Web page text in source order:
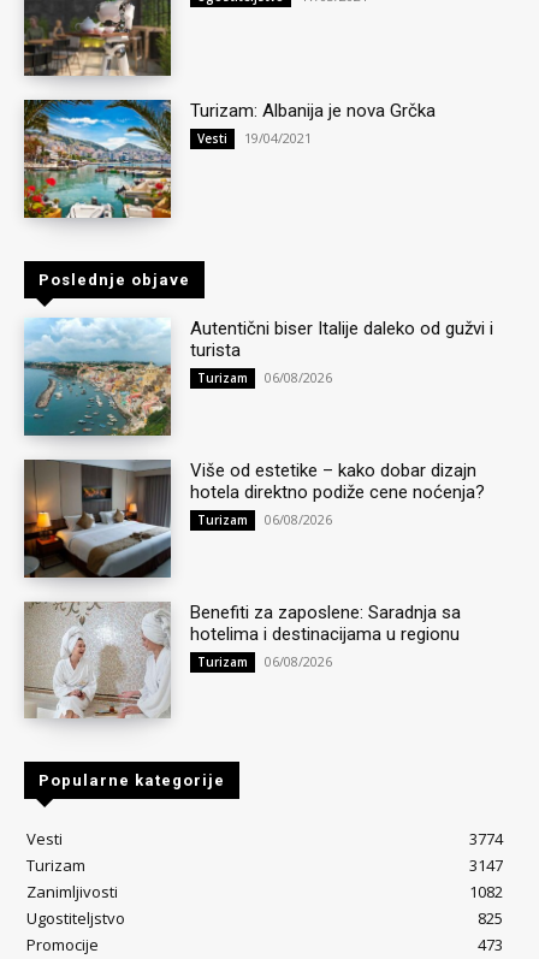
Turizam: Albanija je nova Grčka
Vesti 19/04/2021
Poslednje objave
Autentični biser Italije daleko od gužvi i
turista
Turizam 06/08/2026
Više od estetike – kako dobar dizajn
hotela direktno podiže cene noćenja?
Turizam 06/08/2026
Benefiti za zaposlene: Saradnja sa
hotelima i destinacijama u regionu
Turizam 06/08/2026
Popularne kategorije
Vesti
3774
Turizam
3147
Zanimljivosti
1082
Ugostiteljstvo
825
Promocije
473